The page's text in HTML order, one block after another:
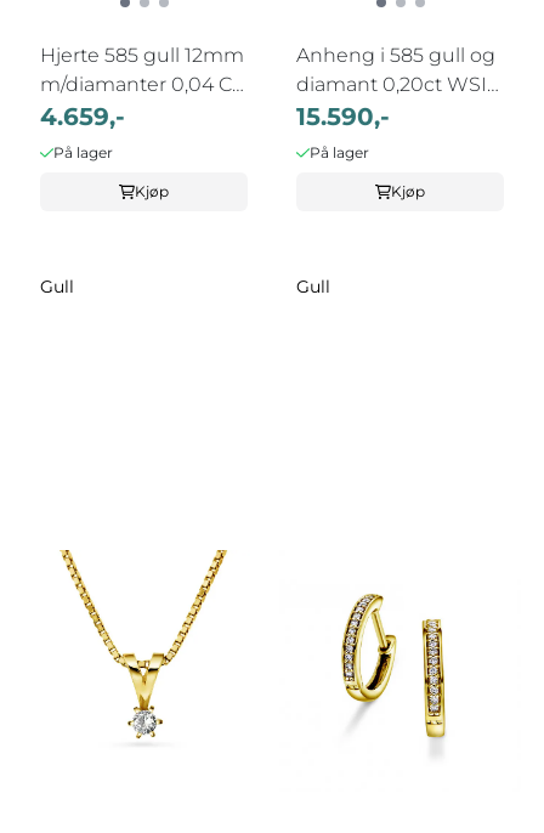
Hjerte 585 gull 12mm
m/diamanter 0,04 CT
WSI ...
4.659,-
På lager
Kjøp
Anheng i 585 gull og
diamant 0,20ct WSI
inkl. ...
15.590,-
På lager
Kjøp
Gull Gull